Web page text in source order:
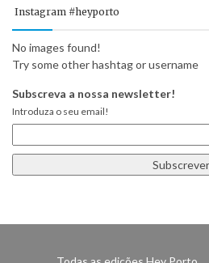
Instagram #heyporto
No images found!
Try some other hashtag or username
Subscreva a nossa newsletter!
Introduza o seu email!